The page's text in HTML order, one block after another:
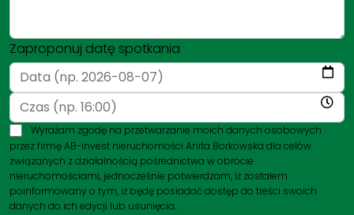
Zaproponuj datę spotkania
Wyrażam zgodę na przetwarzanie moich danych osobowych
przez firmę AB-invest nieruchomości Anita Borkowska dla celów
związanych z działalnością pośrednictwa w obrocie
nieruchomościami, jednocześnie potwierdzam, iż zostałem
poinformowany o tym, iż będę posiadać dostęp do treści swoich
danych do ich edycji lub usunięcia.